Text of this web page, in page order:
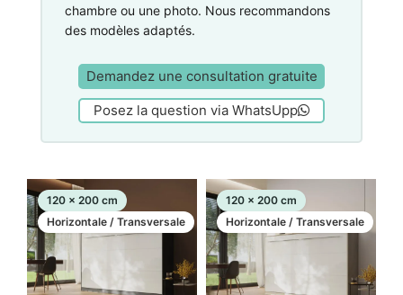
chambre ou une photo. Nous recommandons
des modèles adaptés.
Demandez une consultation gratuite
Posez la question via WhatsUpp
120 x 200 cm
Horizontale / Transversale
120 x 200 cm
Horizontale / Transversale